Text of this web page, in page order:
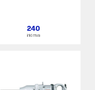
240
inkl mva